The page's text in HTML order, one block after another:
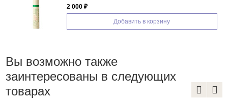
3 813 ₽
Добавить в
Вы возможно также
заинтересованы в следующих
товарах